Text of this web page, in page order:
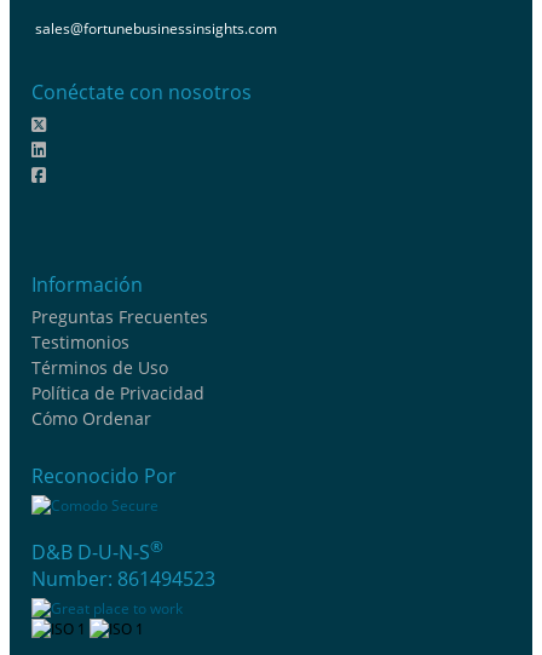
sales@fortunebusinessinsights.com
Conéctate con nosotros
Información
Preguntas Frecuentes
Testimonios
Términos de Uso
Política de Privacidad
Cómo Ordenar
Reconocido Por
D&B D-U-N-S®
Number: 861494523